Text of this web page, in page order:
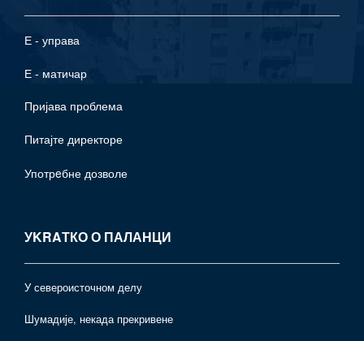
Е - управа
Е - матичар
Пријава проблема
Питајте директоре
Употрeбне дозволе
УKRAТКО О ПАЛАНЦИ
У североисточном делу
Шумадије, некада прекривене